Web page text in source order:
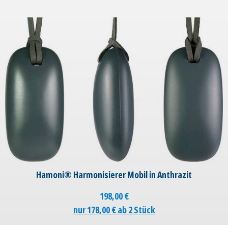
Hamoni® Harmonisierer Mobil in Anthrazit
198,00€
nur 178,00 € ab 2 Stück